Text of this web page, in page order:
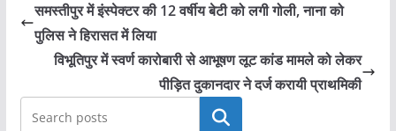
समस्तीपुर में इंस्पेक्टर की 12 वर्षीय बेटी को लगी गोली, नाना को
पुलिस ने हिरासत में लिया
विभूतिपुर में स्वर्ण कारोबारी से आभूषण लूट कांड मामले को लेकर
पीड़ित दुकानदार ने दर्ज करायी प्राथमिकी
खोजें